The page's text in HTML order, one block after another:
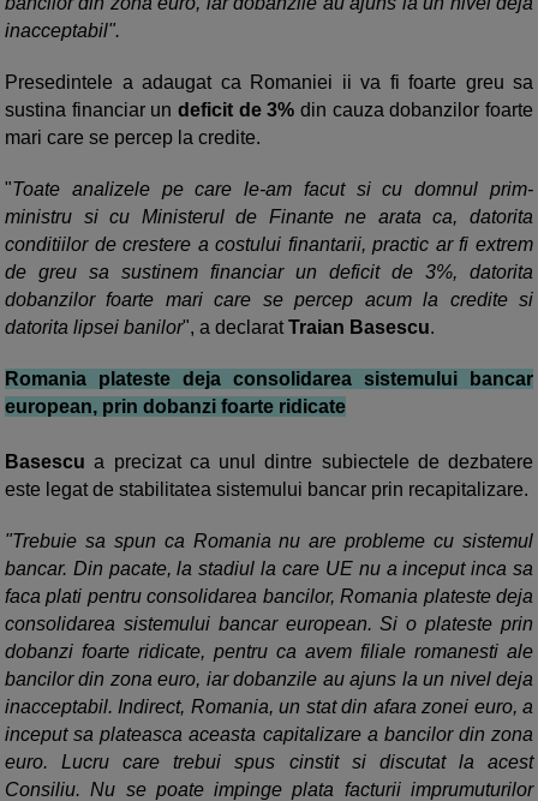
inacceptabil".
Presedintele a adaugat ca Romaniei ii va fi foarte greu sa
sustina financiar un deficit de 3% din cauza dobanzilor foarte
mari care se percep la credite.
"Toate analizele pe care le-am facut si cu domnul prim-
ministru si cu Ministerul de Finante ne arata ca, datorita
conditiilor de crestere a costului finantarii, practic ar fi extrem
de greu sa sustinem financiar un deficit de 3%, datorita
dobanzilor foarte mari care se percep acum la credite si
datorita lipsei banilor", a declaratTraian Basescu.
Romania plateste deja consolidarea sistemului bancar
european, prin dobanzi foarte ridicate
Basescu a precizat ca unul dintre subiectele de dezbatere
este legat de stabilitatea sistemului bancar prin recapitalizare.
"Trebuie sa spun ca Romania nu are probleme cu sistemul
bancar. Din pacate, la stadiul la care UE nu a inceput inca sa
faca plati pentru consolidarea bancilor, Romania plateste deja
consolidarea sistemului bancar european. Si o plateste prin
dobanzi foarte ridicate, pentru ca avem filiale romanesti ale
bancilor din zona euro, iar dobanzile au ajuns la un nivel deja
inacceptabil. Indirect, Romania, un stat din afara zonei euro, a
inceput sa plateasca aceasta capitalizare a bancilor din zona
euro. Lucru care trebui spus cinstit si discutat la acest
Consiliu. Nu se poate impinge plata facturii imprumuturilor